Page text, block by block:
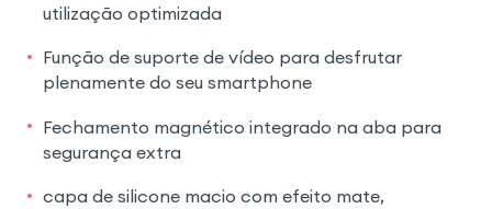
utilização optimizada
Função de suporte de vídeo para desfrutar
plenamente do seu smartphone
Fechamento magnético integrado na aba para
segurança extra
capa de silicone macio com efeito mate,